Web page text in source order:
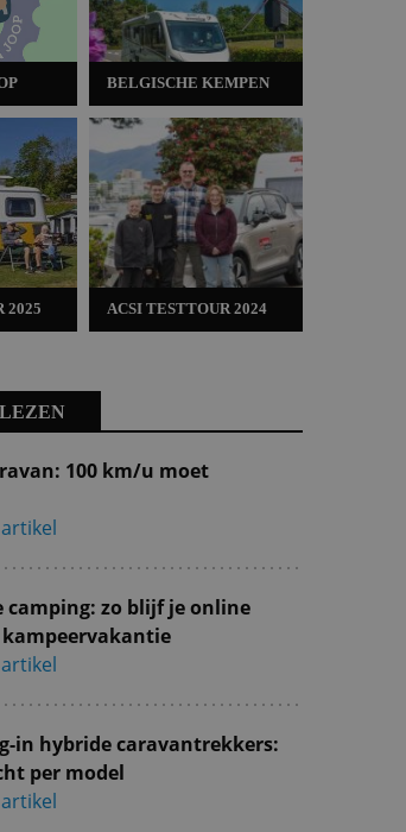
2025
BELGISCHE KEMPEN
ACSI TESTTOUR 2024
100 km/u moet
camping: zo blijf je online
in hybride caravantrekkers:
per model